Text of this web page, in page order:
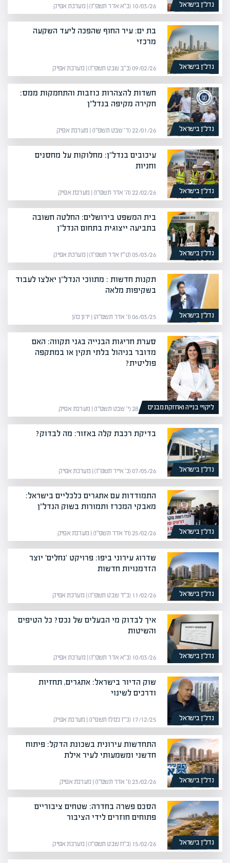
נדל”ן בישראל 10/03/26 (כ״א אדר תשפ״ו) | מערכת אפיק
נדל”ן בישראל
בת ים: עיר החוף שהפכה ליעד השקעה
מרכזי
09/02/26 (כ״ב שבט תשפ״ו) | מערכת אפיק
נדל”ן בישראל
חשדות להצהרות כוזבות והתחמקות ממס:
חקירה מקיפה בנדל"ן
22/01/26 (ד׳ שבט תשפ״ו) | מערכת אפיק
נדל”ן בישראל
עיכובים בנדל"ן: מחלוקות על מחסנים
וחניות
22/02/26 (ה׳ אדר תשפ״ו) | מערכת אפיק
נדל”ן בישראל
בית המשפט בירושלים: החלטה חשובה
בתביעה ייצוגית בתחום הנדל"ן
05/03/26 (ט״ז אדר תשפ״ו) | מערכת אפיק
נדל”ן בישראל
תקנות חדשות : מתווכי הנדל"ן יאלצו לעבוד
בשקיפות מלאה
06/03/25 (ו׳ אדר תשפ״ה) | ירון כהן
ליקויי בנייה ואחזקת מבנים
סערת חריגות הבנייה בגני תקווה: האם
מדובר בניהול בלתי תקין או במתקפה
פוליטית?
28/01/26 (י׳ שבט תשפ״ו) | מערכת אפיק
נדל”ן בישראל
בדיקת רכבת קלה באזור: מה לבדוק?
07/05/26 (כ׳ אייר תשפ״ו) | מערכת אפיק
נדל”ן בישראל
התמודדות עם אתגרים כלכליים בישראל:
מאבקי המכרז ותמורות בשוק הנדל"ן
25/02/26 (ח׳ אדר תשפ״ו) | מערכת אפיק
נדל”ן בישראל
שדרוג עירוני ביפו: פרויקט 'נחלים' יוצר
הזדמנויות חדשות
11/02/26 (כ״ד שבט תשפ״ו) | מערכת אפיק
נדל”ן בישראל
איך לבדוק מי הבעלים של נכס? כל הטיפים
והשיטות
10/03/26 (כ״א אדר תשפ״ו) | מערכת אפיק
נדל”ן בישראל
שוק הדיור בישראל: אתגרים, תחזיות
ודרכים לשינוי
17/12/25 (כ״ז כסלו תשפ״ו) | מערכת אפיק
נדל”ן בישראל
התחדשות עירונית בשכונת הדקל: פיתוח
חדשני ומשמעותי לעיר אילת
23/02/26 (ו׳ אדר תשפ״ו) | מערכת אפיק
נדל”ן בישראל
הסכם פשרה בחדרה: שטחים ציבוריים
פתוחים חוזרים לידי הציבור
15/02/26 (כ״ח שבט תשפ״ו) | מערכת אפיק